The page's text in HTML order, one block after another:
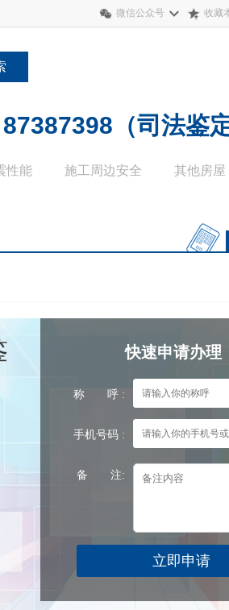
微信公众号 收藏
（司法鉴定
性能 施工周边安全 其他房屋
快速申请办理
称 呼 :
手机号码 :
备 注: